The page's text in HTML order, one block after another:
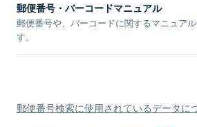
郵便番号・バーコードマニュアル
郵便番号や、バーコードに関するマニュア
す。
郵便番号検索に使用されているデータに